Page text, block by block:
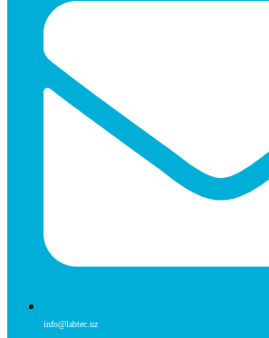
info@labtec.uz